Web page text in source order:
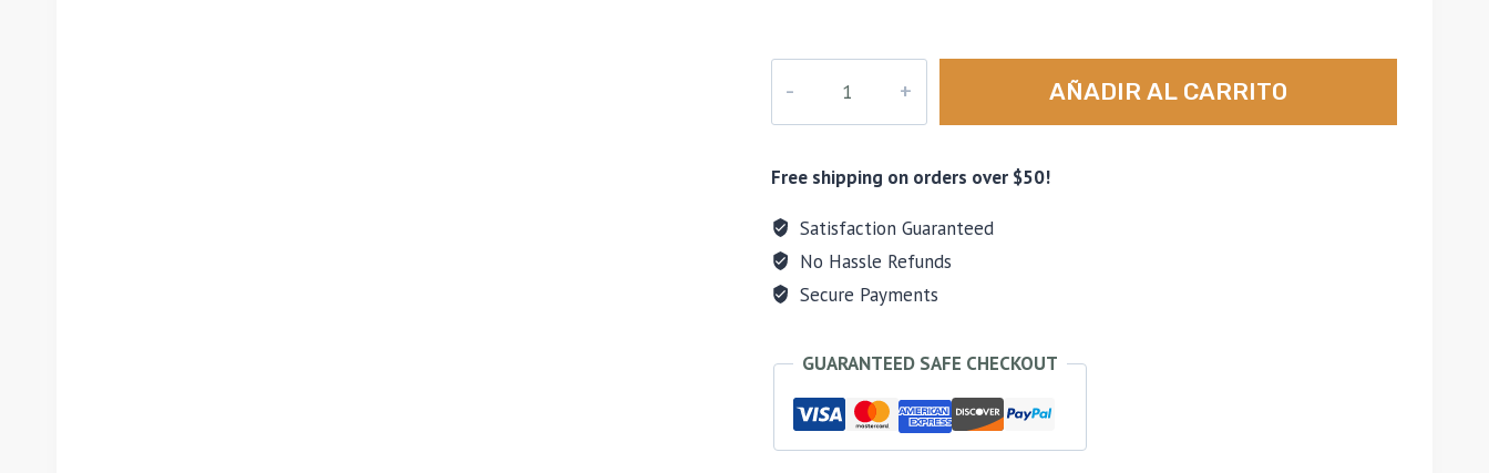
E99
Con
Camara
Full
Hd
Wifi
AÑADIR AL CARRITO
Free shipping on orders over $50!
Satisfaction Guaranteed
No Hassle Refunds
Secure Payments
GUARANTEED SAFE CHECKOUT